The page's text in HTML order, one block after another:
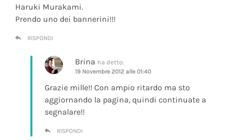
Haruki Murakami.
Prendo uno dei bannerini!!!
RISPONDI
Brina ha detto:
19 Novembre 2012 alle 01:40
Grazie mille!! Con ampio ritardo ma sto
aggiornando la pagina, quindi continuate a
segnalare!!
RISPONDI